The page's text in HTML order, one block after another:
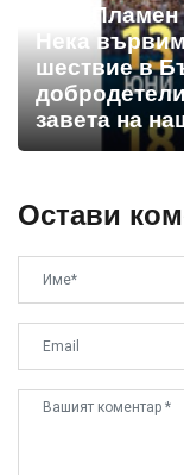
Арх.
Нека
шествие в
завета на
Остави